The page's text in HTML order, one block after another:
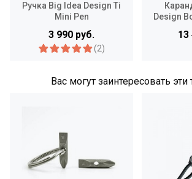
Ручка Big Idea Design Ti
Mini Pen
3 990 руб.
(2)
Design
13
Вас могут заинтересовать